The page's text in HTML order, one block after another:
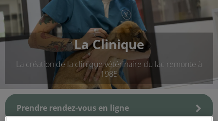
La Clinique
La création de la clinique vétérinaire du lac remonte à
1985
Prendre rendez-vous en ligne